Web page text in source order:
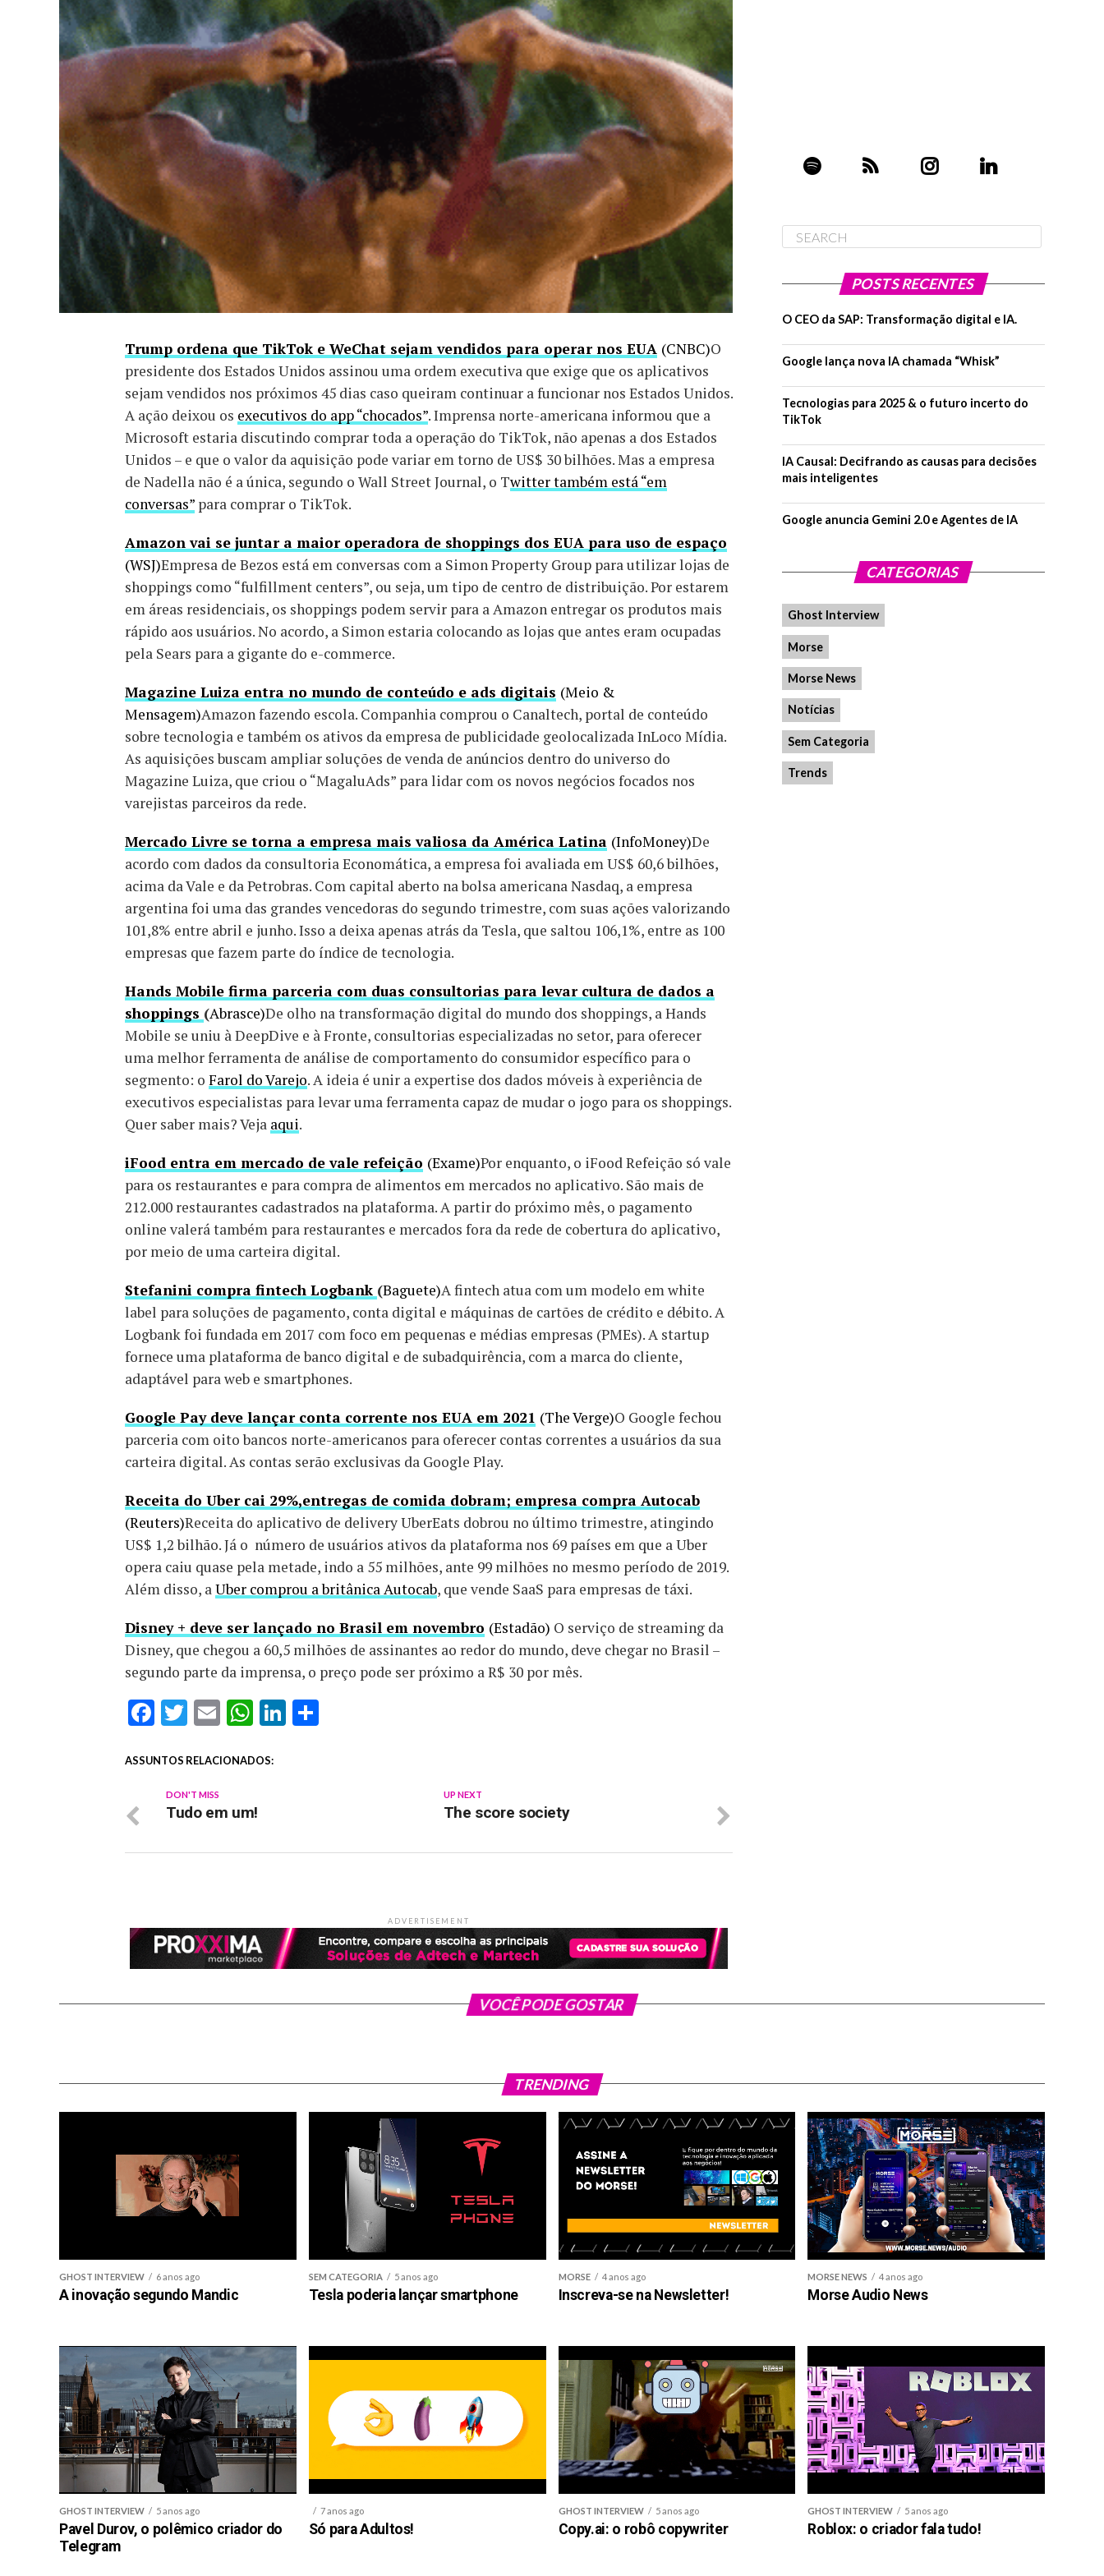
Trump ordena que TikTok e WeChat sejam vendidos para operar nos EUA (CNBC)O
presidente dos Estados Unidos assinou uma ordem executiva que exige que os aplicativos
sejam vendidos nos próximos 45 dias caso queiram continuar a funcionar nos Estados Unidos.
A ação deixou os executivos do app “chocados”. Imprensa norte-americana informou que a
Microsoft estaria discutindo comprar toda a operação do TikTok, não apenas a dos Estados
Unidos – e que o valor da aquisição pode variar em torno de US$ 30 bilhões. Mas a empresa
de Nadella não é a única, segundo o Wall Street Journal, o Twitter também está “em
conversas” para comprar o TikTok.
Amazon vai se juntar a maior operadora de shoppings dos EUA para uso de espaço
(WSJ)Empresa de Bezos está em conversas com a Simon Property Group para utilizar lojas de
shoppings como “fulfillment centers”, ou seja, um tipo de centro de distribuição. Por estarem
em áreas residenciais, os shoppings podem servir para a Amazon entregar os produtos mais
rápido aos usuários. No acordo, a Simon estaria colocando as lojas que antes eram ocupadas
pela Sears para a gigante do e-commerce.
Magazine Luiza entra no mundo de conteúdo e ads digitais (Meio &
Mensagem)Amazon fazendo escola. Companhia comprou o Canaltech, portal de conteúdo
sobre tecnologia e também os ativos da empresa de publicidade geolocalizada InLoco Mídia.
As aquisições buscam ampliar soluções de venda de anúncios dentro do universo do
Magazine Luiza, que criou o “MagaluAds” para lidar com os novos negócios focados nos
varejistas parceiros da rede.
Mercado Livre se torna a empresa mais valiosa da América Latina (InfoMoney)De
acordo com dados da consultoria Economática, a empresa foi avaliada em US$ 60,6 bilhões,
acima da Vale e da Petrobras. Com capital aberto na bolsa americana Nasdaq, a empresa
argentina foi uma das grandes vencedoras do segundo trimestre, com suas ações valorizando
101,8% entre abril e junho. Isso a deixa apenas atrás da Tesla, que saltou 106,1%, entre as 100
empresas que fazem parte do índice de tecnologia.
Hands Mobile firma parceria com duas consultorias para levar cultura de dados a
shoppings (Abrasce)De olho na transformação digital do mundo dos shoppings, a Hands
Mobile se uniu à DeepDive e à Fronte, consultorias especializadas no setor, para oferecer
uma melhor ferramenta de análise de comportamento do consumidor específico para o
segmento: o Farol do Varejo. A ideia é unir a expertise dos dados móveis à experiência de
executivos especialistas para levar uma ferramenta capaz de mudar o jogo para os shoppings.
Quer saber mais? Veja aqui.
iFood entra em mercado de vale refeição (Exame)Por enquanto, o iFood Refeição só vale
para os restaurantes e para compra de alimentos em mercados no aplicativo. São mais de
212.000 restaurantes cadastrados na plataforma. A partir do próximo mês, o pagamento
online valerá também para restaurantes e mercados fora da rede de cobertura do aplicativo,
por meio de uma carteira digital.
Stefanini compra fintech Logbank (Baguete)A fintech atua com um modelo em white
label para soluções de pagamento, conta digital e máquinas de cartões de crédito e débito. A
Logbank foi fundada em 2017 com foco em pequenas e médias empresas (PMEs). A startup
fornece uma plataforma de banco digital e de subadquirência, com a marca do cliente,
adaptável para web e smartphones.
Google Pay deve lançar conta corrente nos EUA em 2021 (The Verge)O Google fechou
parceria com oito bancos norte-americanos para oferecer contas correntes a usuários da sua
carteira digital. As contas serão exclusivas da Google Play.
Receita do Uber cai 29%,entregas de comida dobram; empresa compra Autocab
(Reuters)Receita do aplicativo de delivery UberEats dobrou no último trimestre, atingindo
US$ 1,2 bilhão. Já o número de usuários ativos da plataforma nos 69 países em que a Uber
opera caiu quase pela metade, indo a 55 milhões, ante 99 milhões no mesmo período de 2019.
Além disso, aUber comprou a britânica Autocab, que vende SaaS para empresas de táxi.
Disney + deve ser lançado no Brasil em novembro (Estadão) O serviço de streaming da
Disney, que chegou a 60,5 milhões de assinantes ao redor do mundo, deve chegar no Brasil –
segundo parte da imprensa, o preço pode ser próximo a R$ 30 por mês.
Facebook
Twitter
EmailWhatsApp
LinkedIn
ASSUNTOS RELACIONADOS:
UP NEXT
The score society
DON'T MISS
Tudo em um!
ADVERTISEMENT
POSTS RECENTES
O CEO da SAP: Transformação digital e IA.
Google lança nova IA chamada “Whisk”
Tecnologias para 2025 & o futuro incerto do
TikTok
IA Causal: Decifrando as causas para decisões
mais inteligentes
Google anuncia Gemini 2.0 e Agentes de IA
CATEGORIAS
Ghost Interview
Morse
Morse News
Notícias
Sem Categoria
Trends
VOCÊ PODE GOSTAR
TRENDING
GHOST INTERVIEW 6 anos ago
A inovação segundo Mandic
SEM CATEGORIA 5 anos ago
Tesla poderia lançar smartphone
MORSE 4 anos ago
Inscreva-se na Newsletter!
MORSE NEWS 4 anos ago
Morse Audio News
GHOST INTERVIEW 5 anos ago
Pavel Durov, o polêmico criador do
Telegram
7 anos ago
Só para Adultos!
GHOST INTERVIEW 5 anos ago
Copy.ai: o robô copywriter
GHOST INTERVIEW 5 anos ago
Roblox: o criador fala tudo!